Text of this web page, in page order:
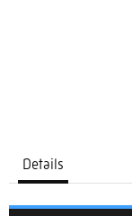
Details